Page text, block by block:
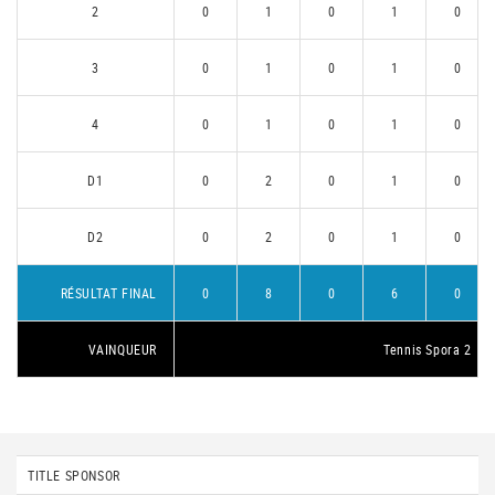
2 0 1 0 1 0
3 0 1 0 1 0
4 0 1 0 1 0
D1 0 2 0 1 0
D2 0 2 0 1 0
RÉSULTAT FINAL 0 8 0 6 0
VAINQUEUR Tennis Spora 2
TITLE SPONSOR